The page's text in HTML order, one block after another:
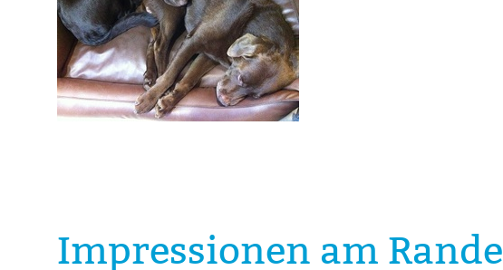
Impressionen am Rande